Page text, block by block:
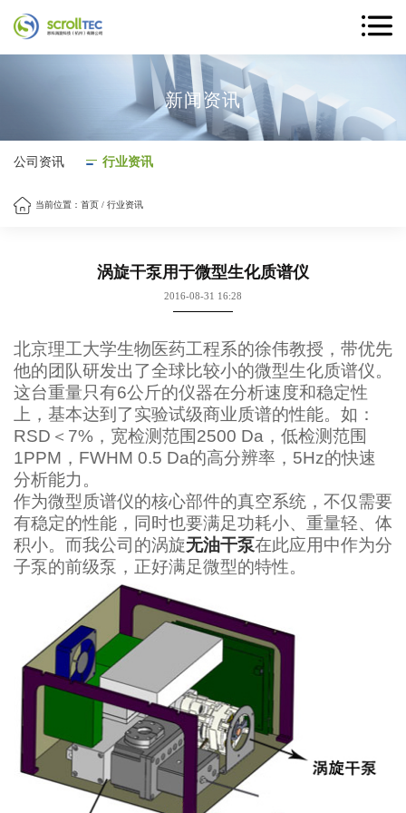
新闻资讯
公司资讯 行业资讯
当前位置： 首页/ 行业资讯
涡旋干泵用于微型生化质谱仪
2016-08-31 16:28
北京理工大学生物医药工程系的徐伟教授，带优先
他的团队研发出了全球比较小的微型生化质谱仪。
这台重量只有6公斤的仪器在分析速度和稳定性
上，基本达到了实验试级商业质谱的性能。如：
RSD＜7%，宽检测范围2500 Da，低检测范围
1PPM，FWHM 0.5 Da的高分辨率，5Hz的快速
分析能力。
作为微型质谱仪的核心部件的真空系统，不仅需要
有稳定的性能，同时也要满足功耗小、重量轻、体
积小。而我公司的涡旋无油干泵在此应用中作为分
子泵的前级泵，正好满足微型的特性。